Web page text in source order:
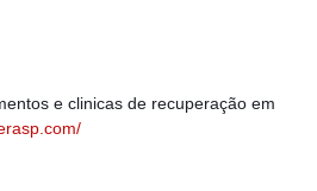
e clinicas de recuperação em